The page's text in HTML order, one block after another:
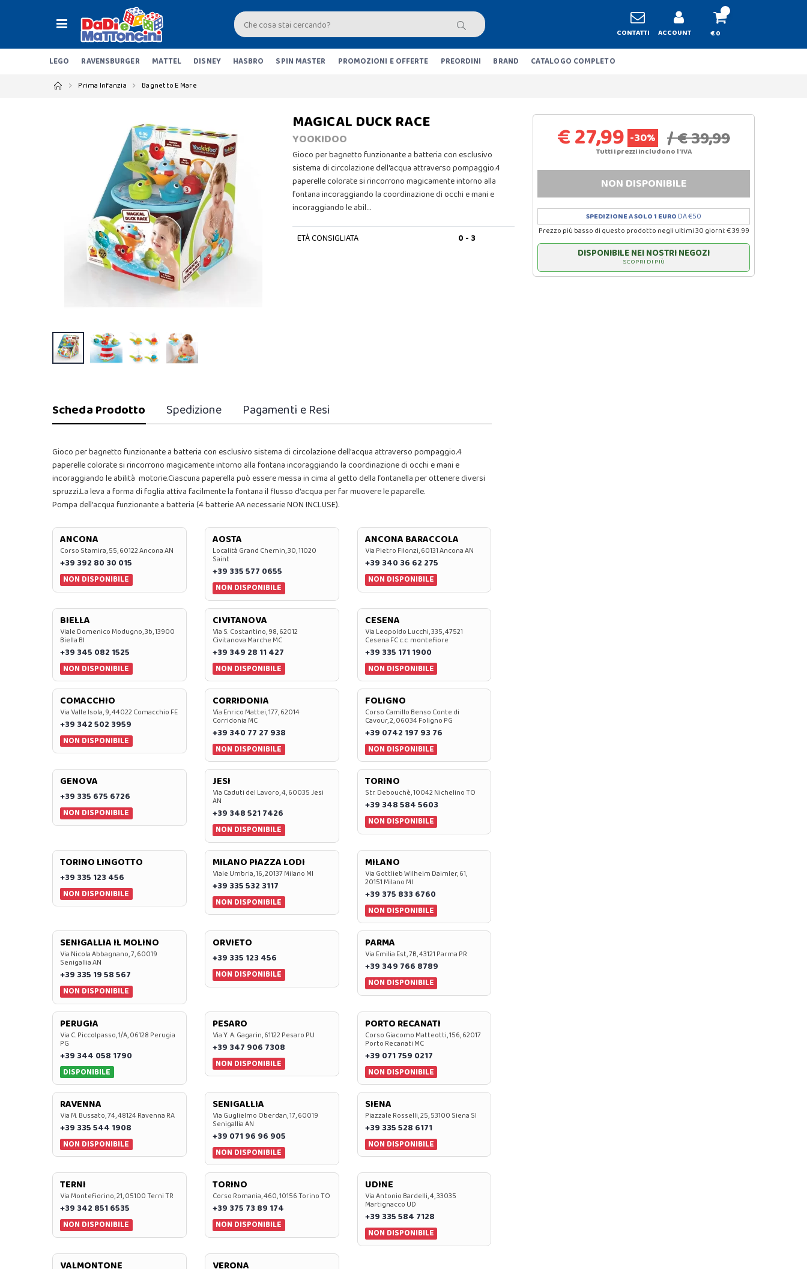
CONTATTI ACCOUNT € 0
LEGO RAVENSBURGER MATTEL DISNEY HASBRO SPIN MASTER PROMOZIONI E OFFERTE PREORDINI BRAND CATALOGO COMPLETO
Prima Infanzia Bagnetto E Mare
MAGICAL DUCK RACE
YOOKIDOO
Gioco per bagnetto funzionante a batteria con esclusivo
sistema di circolazione dell'acqua attraverso pompaggio.4
paperelle colorate si rincorrono magicamente intorno alla
fontana incoraggiando la coordinazione di occhi e mani e
incoraggiando le abil…
ETÀ CONSIGLIATA 0 - 3
€ 27,99 -30% / € 39,99
Tutti i prezzi includono l'IVA
NON DISPONIBILE
SPEDIZIONE A SOLO 1 EURO DA €50
Prezzo più basso di questo prodotto negli ultimi 30 giorni: € 39.99
DISPONIBILE NEI NOSTRI NEGOZI
SCOPRI DI PIÙ
Scheda Prodotto Spedizione Pagamenti e Resi
Gioco per bagnetto funzionante a batteria con esclusivo sistema di circolazione dell'acqua attraverso pompaggio.4
paperelle colorate si rincorrono magicamente intorno alla fontana incoraggiando la coordinazione di occhi e mani e
incoraggiando le abilità motorie.Ciascuna paperella può essere messa in cima al getto della fontanella per ottenere diversi
spruzzi.La leva a forma di foglia attiva facilmente la fontana il flusso d'acqua per far muovere le paparelle.
Pompa dell'acqua funzionante a batteria (4 batterie AA necessarie NON INCLUSE).
ANCONA
Corso Stamira, 55, 60122 Ancona AN
+39 392 80 30 015
NON DISPONIBILE
AOSTA
Località Grand Chemin, 30, 11020
Saint
+39 335 577 0655
NON DISPONIBILE
ANCONA BARACCOLA
Via Pietro Filonzi, 60131 Ancona AN
+39 340 36 62 275
NON DISPONIBILE
BIELLA
Viale Domenico Modugno, 3b, 13900
Biella BI
+39 345 082 1525
NON DISPONIBILE
CIVITANOVA
Via S. Costantino, 98, 62012
Civitanova Marche MC
+39 349 28 11 427
NON DISPONIBILE
CESENA
Via Leopoldo Lucchi, 335, 47521
Cesena FC c.c. montefiore
+39 335 171 1900
NON DISPONIBILE
COMACCHIO
Via Valle Isola, 9, 44022 Comacchio FE
+39 342 502 3959
NON DISPONIBILE
CORRIDONIA
Via Enrico Mattei, 177, 62014
Corridonia MC
+39 340 77 27 938
NON DISPONIBILE
FOLIGNO
Corso Camillo Benso Conte di
Cavour, 2, 06034 Foligno PG
+39 0742 197 93 76
NON DISPONIBILE
GENOVA
+39 335 675 6726
NON DISPONIBILE
JESI
Via Caduti del Lavoro, 4, 60035 Jesi
AN
+39 348 521 7426
NON DISPONIBILE
TORINO
Str. Debouchè, 10042 Nichelino TO
+39 348 584 5603
NON DISPONIBILE
TORINO LINGOTTO
+39 335 123 456
NON DISPONIBILE
MILANO PIAZZA LODI
Viale Umbria, 16, 20137 Milano MI
+39 335 532 3117
NON DISPONIBILE
MILANO
Via Gottlieb Wilhelm Daimler, 61,
20151 Milano MI
+39 375 833 6760
NON DISPONIBILE
SENIGALLIA IL MOLINO
Via Nicola Abbagnano, 7, 60019
Senigallia AN
+39 335 19 58 567
NON DISPONIBILE
ORVIETO
+39 335 123 456
NON DISPONIBILE
PARMA
Via Emilia Est, 7B, 43121 Parma PR
+39 349 766 8789
NON DISPONIBILE
PERUGIA
Via C. Piccolpasso, 1/A, 06128 Perugia
PG
+39 344 058 1790
DISPONIBILE
PESARO
Via Y. A. Gagarin, 61122 Pesaro PU
+39 347 906 7308
NON DISPONIBILE
PORTO RECANATI
Corso Giacomo Matteotti, 156, 62017
Porto Recanati MC
+39 071 759 0217
NON DISPONIBILE
RAVENNA
Via M. Bussato, 74, 48124 Ravenna RA
+39 335 544 1908
NON DISPONIBILE
SENIGALLIA
Via Guglielmo Oberdan, 17, 60019
Senigallia AN
+39 071 96 96 905
NON DISPONIBILE
SIENA
Piazzale Rosselli, 25, 53100 Siena SI
+39 335 528 6171
NON DISPONIBILE
TERNI
Via Montefiorino, 21, 05100 Terni TR
+39 342 851 6535
NON DISPONIBILE
TORINO
Corso Romania, 460, 10156 Torino TO
+39 375 73 89 174
NON DISPONIBILE
UDINE
Via Antonio Bardelli, 4, 33035
Martignacco UD
+39 335 584 7128
NON DISPONIBILE
VALMONTONE VERONA